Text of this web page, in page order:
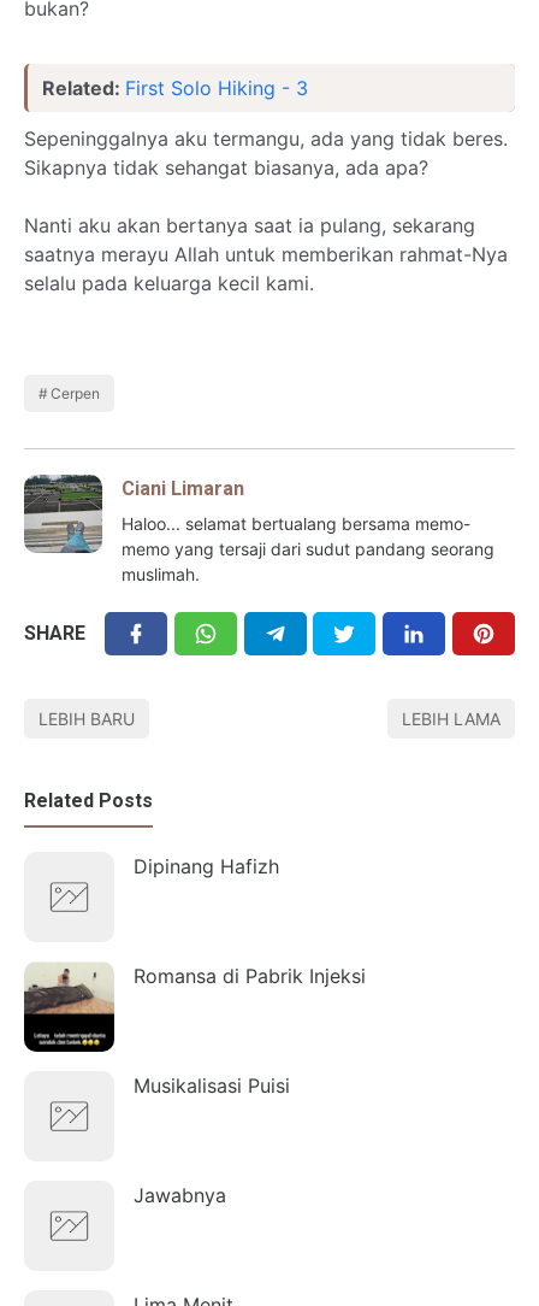
bukan?
Related: First Solo Hiking - 3
Sepeninggalnya aku termangu, ada yang tidak beres.
Sikapnya tidak sehangat biasanya, ada apa?
Nanti aku akan bertanya saat ia pulang, sekarang
saatnya merayu Allah untuk memberikan rahmat-Nya
selalu pada keluarga kecil kami.
Cerpen
Ciani Limaran
Haloo... selamat bertualang bersama memo-
memo yang tersaji dari sudut pandang seorang
muslimah.
SHARE
LEBIH BARU LEBIH LAMA
Related Posts
Dipinang Hafizh
Romansa di Pabrik Injeksi
Musikalisasi Puisi
Jawabnya